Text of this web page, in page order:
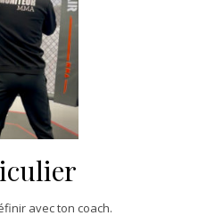
avec ton coach.